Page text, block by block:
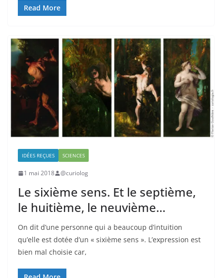
Read More
IDÉES REÇUES SCIENCES
1 mai 2018 @curiolog
Le sixième sens. Et le septième,
le huitième, le neuvième…
On dit d’une personne qui a beaucoup d’intuition
qu’elle est dotée d’un « sixième sens ». L’expression est
bien mal choisie car,